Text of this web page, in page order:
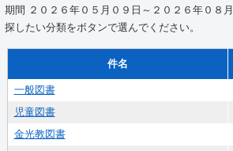
期間 ２０２６年０５月０９日～２０２６年０８
探したい分類をボタンで選んでください。
件名
一般図書
児童図書
金光教図書